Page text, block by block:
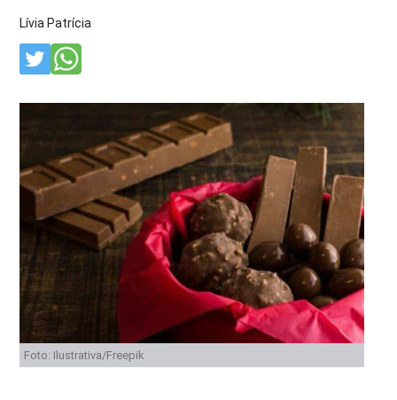
Lívia Patrícia
Foto: Ilustrativa/Freepik